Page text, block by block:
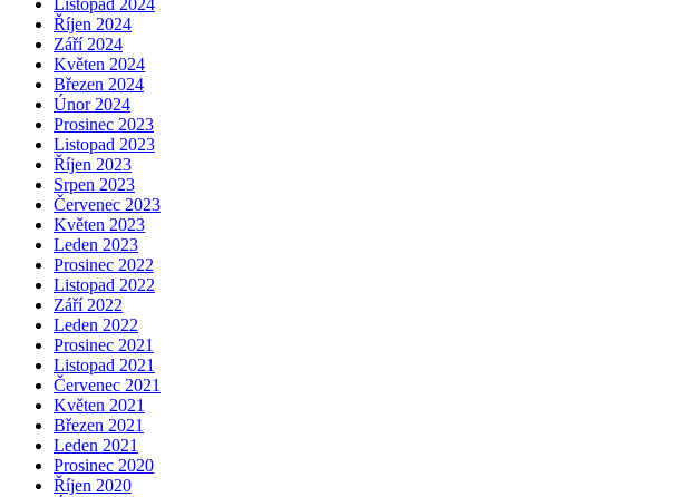
Říjen 2024
Září 2024
Květen 2024
Březen 2024
Únor 2024
Prosinec 2023
Listopad 2023
Říjen 2023
Srpen 2023
Červenec 2023
Květen 2023
Leden 2023
Prosinec 2022
Listopad 2022
Září 2022
Leden 2022
Prosinec 2021
Listopad 2021
Červenec 2021
Květen 2021
Březen 2021
Leden 2021
Prosinec 2020
Říjen 2020